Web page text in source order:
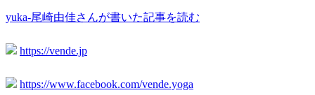
yuka-尾崎由佳さんが書いた記事を読む
https://vende.jp
https://www.facebook.com/vende.yoga